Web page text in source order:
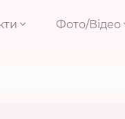
Фото/Відео